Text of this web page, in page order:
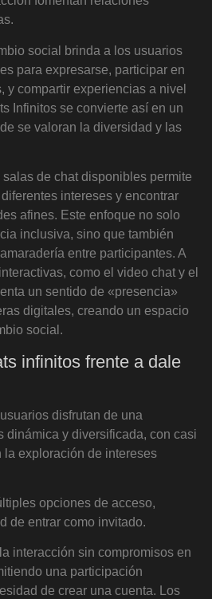
social brinda a los usuarios
para expresarse, participar en
y compartir experiencias a nivel
Infinitos se convierte así en un
se valoran la diversidad y las
de chat disponibles permite
intereses y encontrar
afines. Este enfoque no solo
inclusiva, sino que también
entre participantes. A
como el video chat y el
un sentido de «presencia»
digitales, creando un espacio
social.
infinitos frente a dale
disfrutan de una
dinámica y diversificada, con casi
la exploración de intereses
opciones de acceso,
de entrar como invitado.
interacción sin compromisos en
una participación
de crear una cuenta. Los